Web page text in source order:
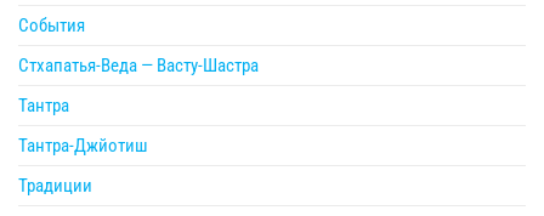
События
Стхапатья-Веда — Васту-Шастра
Тантра
Тантра-Джйотиш
Традиции